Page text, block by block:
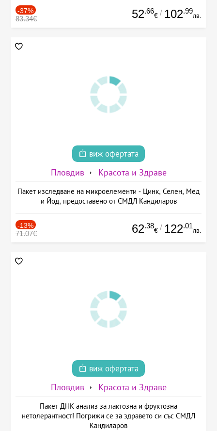
-37%
83.34€ 52.66
€ / 102.99
лв.
виж офертата
Пловдив Красота и Здраве
Пакет изследване на микроелементи - Цинк, Селен, Мед
и Йод, предоставено от СМДЛ Кандиларов
-13%
71.07€ 62.38
€ / 122.01
лв.
виж офертата
Пловдив Красота и Здраве
Пакет ДНК анализ за лактозна и фруктозна
нетолерантност! Погрижи се за здравето си със СМДЛ
Кандиларов